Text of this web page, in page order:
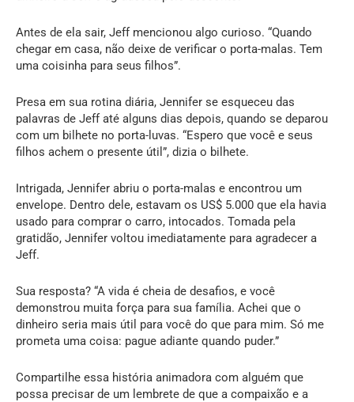
Antes de ela sair, Jeff mencionou algo curioso. “Quando
chegar em casa, não deixe de verificar o porta-malas. Tem
uma coisinha para seus filhos”.
Presa em sua rotina diária, Jennifer se esqueceu das
palavras de Jeff até alguns dias depois, quando se deparou
com um bilhete no porta-luvas. “Espero que você e seus
filhos achem o presente útil”, dizia o bilhete.
Intrigada, Jennifer abriu o porta-malas e encontrou um
envelope. Dentro dele, estavam os US$ 5.000 que ela havia
usado para comprar o carro, intocados. Tomada pela
gratidão, Jennifer voltou imediatamente para agradecer a
Jeff.
Sua resposta? “A vida é cheia de desafios, e você
demonstrou muita força para sua família. Achei que o
dinheiro seria mais útil para você do que para mim. Só me
prometa uma coisa: pague adiante quando puder.”
Compartilhe essa história animadora com alguém que
possa precisar de um lembrete de que a compaixão e a